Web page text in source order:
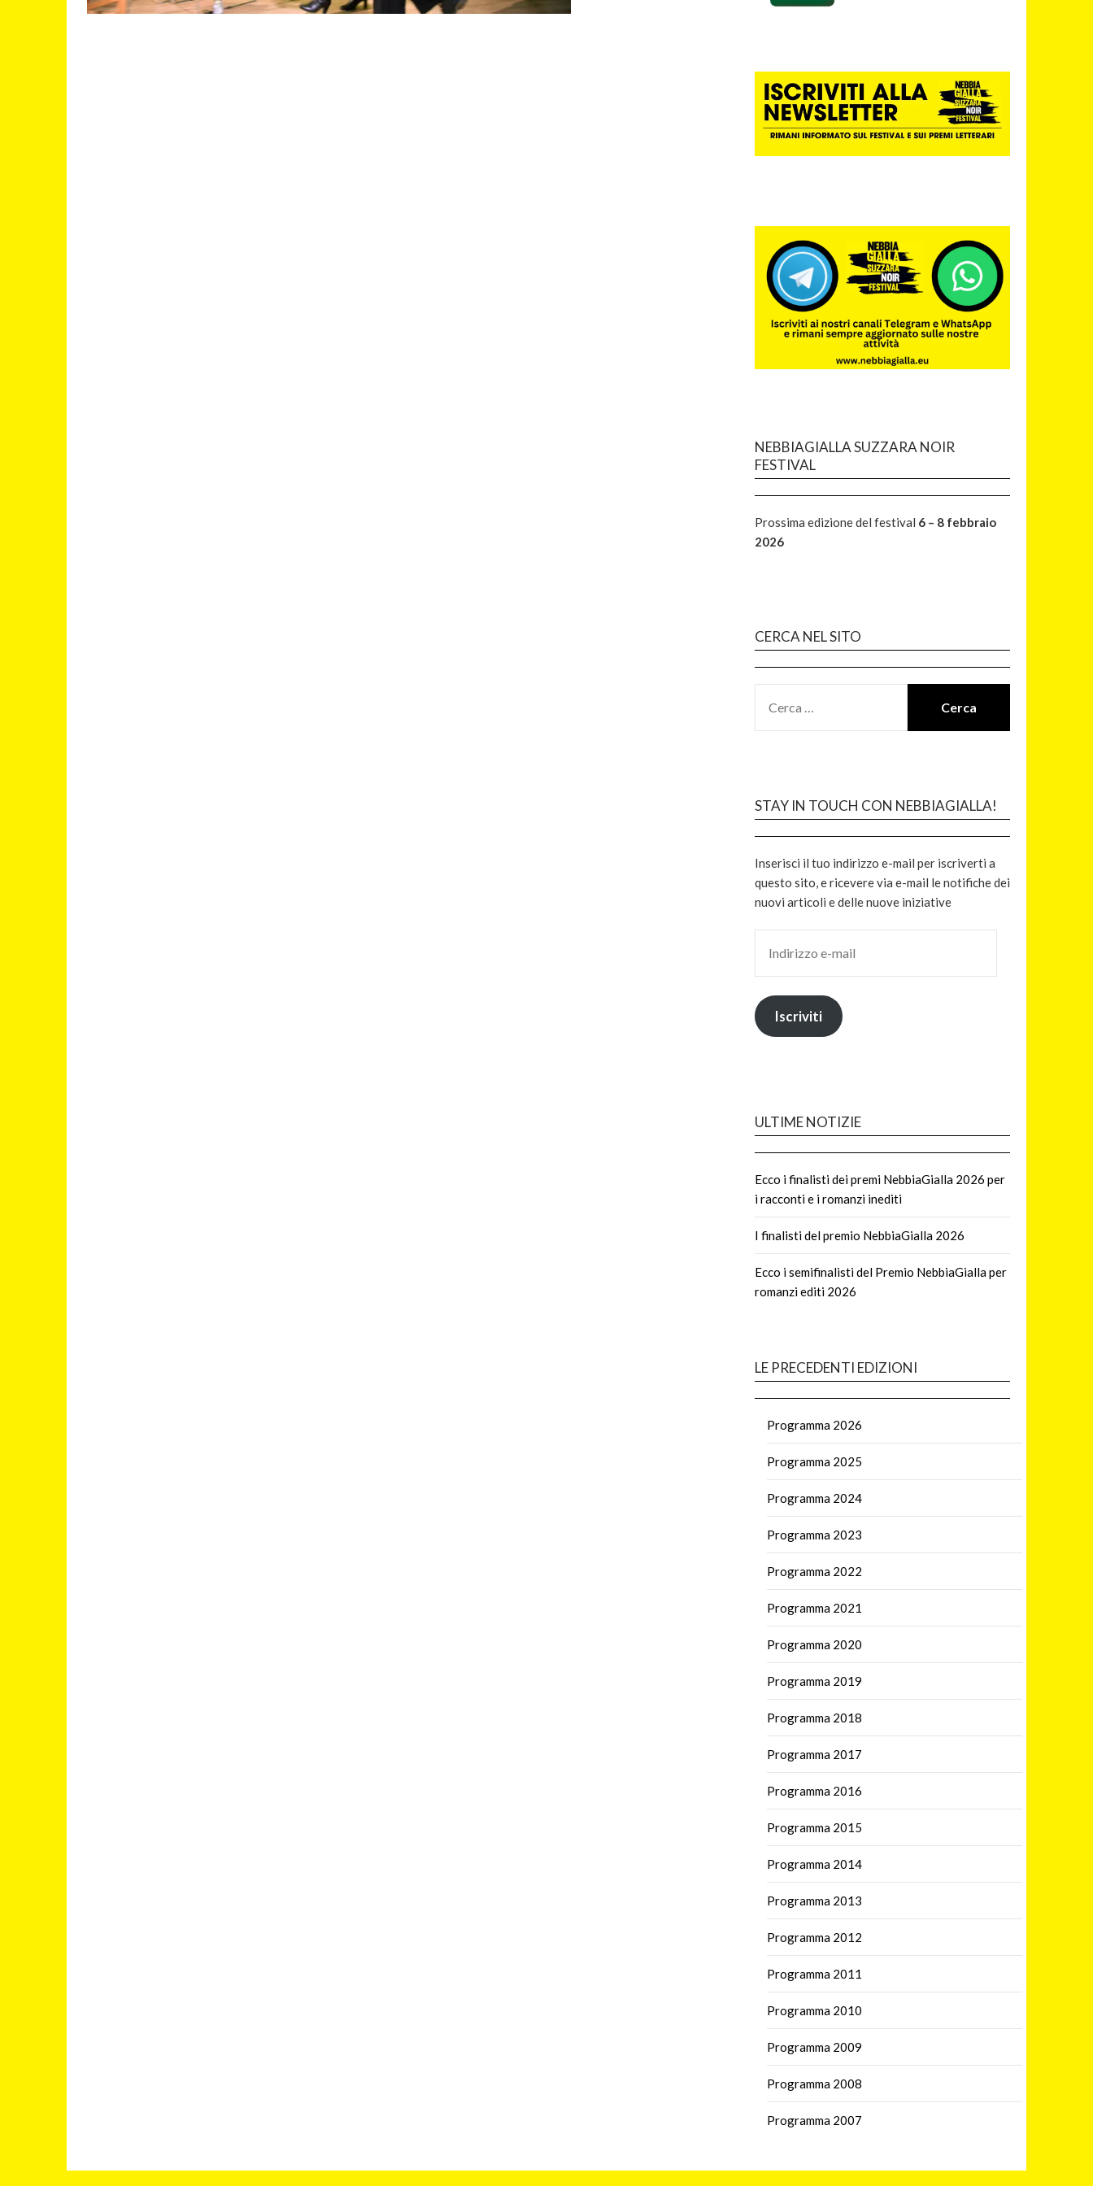
NEBBIAGIALLA SUZZARA NOIR
FESTIVAL
Prossima edizione del festival 6 – 8 febbraio
2026
CERCA NEL SITO
STAY IN TOUCH CON NEBBIAGIALLA!
Inserisci il tuo indirizzo e-mail per iscriverti a
questo sito, e ricevere via e-mail le notifiche dei
nuovi articoli e delle nuove iniziative
Iscriviti
ULTIME NOTIZIE
Ecco i finalisti dei premi NebbiaGialla 2026 per
i racconti e i romanzi inediti
I finalisti del premio NebbiaGialla 2026
Ecco i semifinalisti del Premio NebbiaGialla per
romanzi editi 2026
LE PRECEDENTI EDIZIONI
Programma 2026
Programma 2025
Programma 2024
Programma 2023
Programma 2022
Programma 2021
Programma 2020
Programma 2019
Programma 2018
Programma 2017
Programma 2016
Programma 2015
Programma 2014
Programma 2013
Programma 2012
Programma 2011
Programma 2010
Programma 2009
Programma 2008
Programma 2007